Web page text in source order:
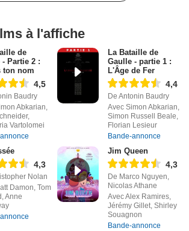
à l'affiche
de
- Partie 2 :
ton nom
4,5
Baudry
Abkarian,
Vartolomei
La Bataille de
Gaulle - partie 1 :
L'Âge de Fer
4,4
De Antonin Baudry
Avec Simon Abkarian,
Simon Russell Beale,
Florian Lesieur
Bande-annonce
4,3
Nolan
Damon, Tom
Anne
Jim Queen
4,3
De Marco Nguyen,
Nicolas Athane
Avec Alex Ramires,
Jérémy Gillet, Shirley
Souagnon
Bande-annonce